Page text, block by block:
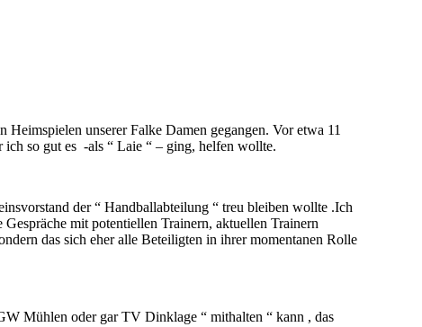
unserer Falke Damen gegangen. Vor etwa 11
so gut es -als “ Laie “ – ging, helfen wollte.
der “ Handballabteilung “ treu bleiben wollte .Ich
mit potentiellen Trainern, aktuellen Trainern
das sich eher alle Beteiligten in ihrer momentanen Rolle
Mühlen oder gar TV Dinklage “ mithalten “ kann , das